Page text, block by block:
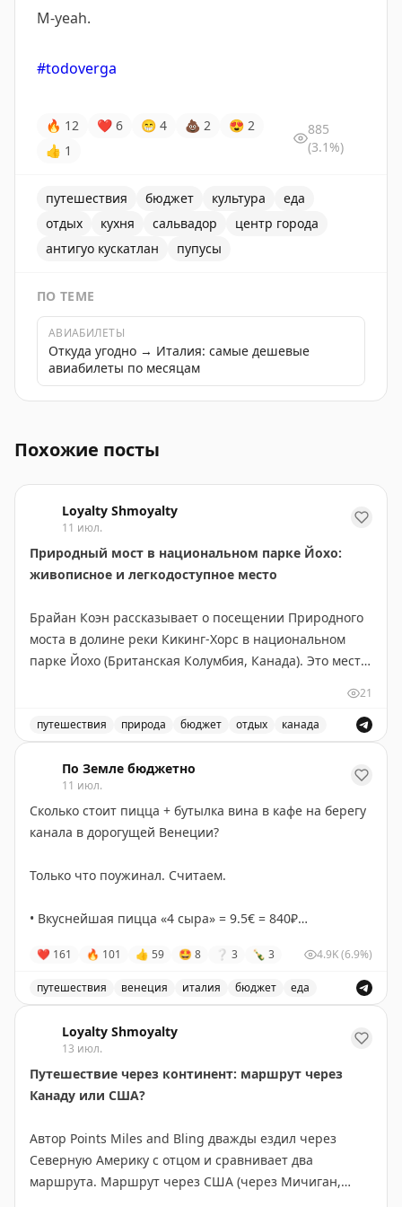
M-yeah.
#todoverga
🔥 12 ❤ 6 😁 4 💩 2 😍 2
👍 1
885
(3.1%)
путешествия бюджет культура
еда
отдых
кухня сальвадор
центр города
антигуо кускатлан
пупусы
ПО ТЕМЕ
АВИАБИЛЕТЫ
Откуда угодно → Италия: самые дешевые
авиабилеты по месяцам
Похожие посты
Loyalty Shmoyalty
11 июл.
Природный мост в национальном парке Йохо:
живописное и легкодоступное место
Брайан Коэн рассказывает о посещении Природного
моста в долине реки Кикинг-Хорс в национальном
парке Йохо (Британская Колумбия, Канада). Это место
достаточно пройти по искусственному мосту от
парковки. Природный мост образовался благодаря
эрозии известняка и абразии, вызванной потоком
реки. Река продолжает активно вырезать русло,
создавая впечатляющие скальные формации с
водяными бассейнами. Вход в парк Йохо платный, но
подходит для быстрого визита — даже 10 минут
бывает многолюдно из-за туристических автобусов.
The Gate with Brian Cohen | Original
21
путешествия природа бюджет отдых канада
По Земле бюджетно
11 июл.
Сколько стоит пицца + бутылка вина в кафе на берегу
канала в дорогущей Венеции?
Только что поужинал. Считаем.
• Вкуснейшая пицца «4 сыра» = 9.5€ = 840₽
• Бутылка хорошего местного вина за 8€ = 700₽.
Итого 1540₽.
Дорогая Венеция, да?
P.S. Сдаю позицию: « La Foca»
#поиталиибюджетно
❤ 161 🔥 101 👍 59 🤩 8 ❔ 3 🍾 3 4.9K(6.9%)
путешествия венеция италия бюджет еда
Loyalty Shmoyalty
13 июл.
Путешествие через континент: маршрут через
Канаду или США?
Автор Points Miles and Bling дважды ездил через
Северную Америку с отцом и сравнивает два
маршрута. Маршрут через США (через Мичиган,